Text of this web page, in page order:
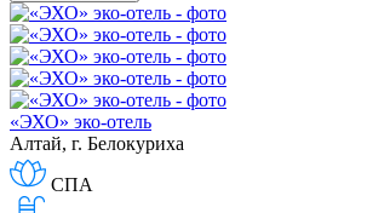
«ЭХО» эко-отель
Алтай, г. Белокуриха
СПА